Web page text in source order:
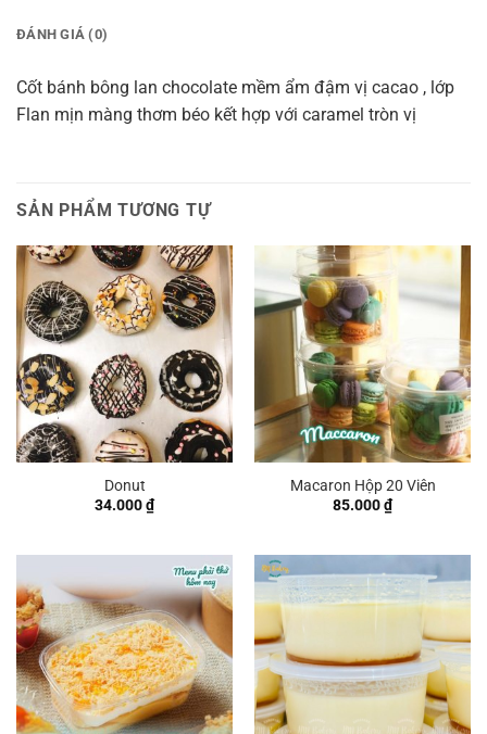
ĐÁNH GIÁ (0)
Cốt bánh bông lan chocolate mềm ẩm đậm vị cacao , lớp
Flan mịn màng thơm béo kết hợp với caramel tròn vị
SẢN PHẨM TƯƠNG TỰ
Donut
34.000₫
Macaron Hộp 20 Viên
85.000₫